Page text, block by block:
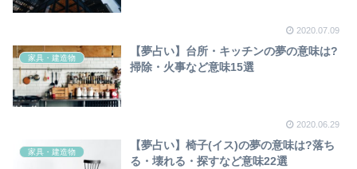
2020.07.09
家具・建造物
【夢占い】台所・キッチンの夢の意味は?
掃除・火事など意味15選
2020.06.29
家具・建造物
【夢占い】椅子(イス)の夢の意味は?落ち
る・壊れる・探すなど意味22選